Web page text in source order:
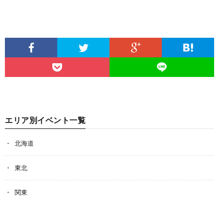
エリア別イベント一覧
北海道
東北
関東